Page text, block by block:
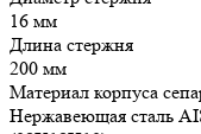
16 мм
Длина стержня
200 мм
Материал корпуса
Нержавеющая сталь